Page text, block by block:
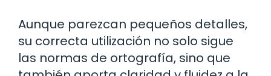
Aunque parezcan pequeños detalles,
su correcta utilización no solo sigue
las normas de ortografía, sino que